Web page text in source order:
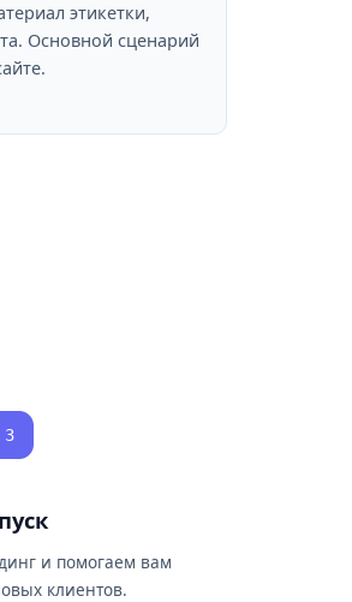
этикетки,
Основной сценарий
3
и помогаем вам
клиентов.